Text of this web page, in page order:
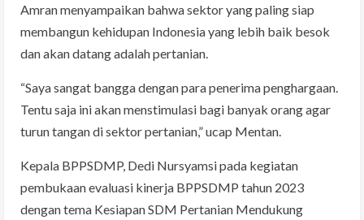
Amran menyampaikan bahwa sektor yang paling siap
membangun kehidupan Indonesia yang lebih baik besok
dan akan datang adalah pertanian.
“Saya sangat bangga dengan para penerima penghargaan.
Tentu saja ini akan menstimulasi bagi banyak orang agar
turun tangan di sektor pertanian,” ucap Mentan.
Kepala BPPSDMP, Dedi Nursyamsi pada kegiatan
pembukaan evaluasi kinerja BPPSDMP tahun 2023
dengan tema Kesiapan SDM Pertanian Mendukung